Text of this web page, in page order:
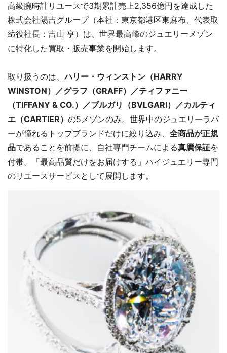
高級腕時計リユースで3期累計売上2,356億円を達成した
株式会社陽吉グループ（本社：東京都港区東麻布、代表取
締役社長：吉山 亨）は、世界最高峰のジュエリーメゾン
に特化した買取・販売事業を開始します。
取り扱うのは、ハリー・ウィンストン（HARRY
WINSTON）／グラフ（GRAFF）／ティファニー
（TIFFANY & CO.）／ブルガリ（BVLGARI）／カルティ
エ（CARTIER） の5メゾンのみ。世界中のジュエリーラバ
ーが憧れるトップブランドだけに絞り込み、 全商品が正規
品であることを前提に、自社専門チームによる真贋保証を
付帯。「最高品質だけをお届けする」ハイジュエリー専門
のリユースサービスとして展開します。